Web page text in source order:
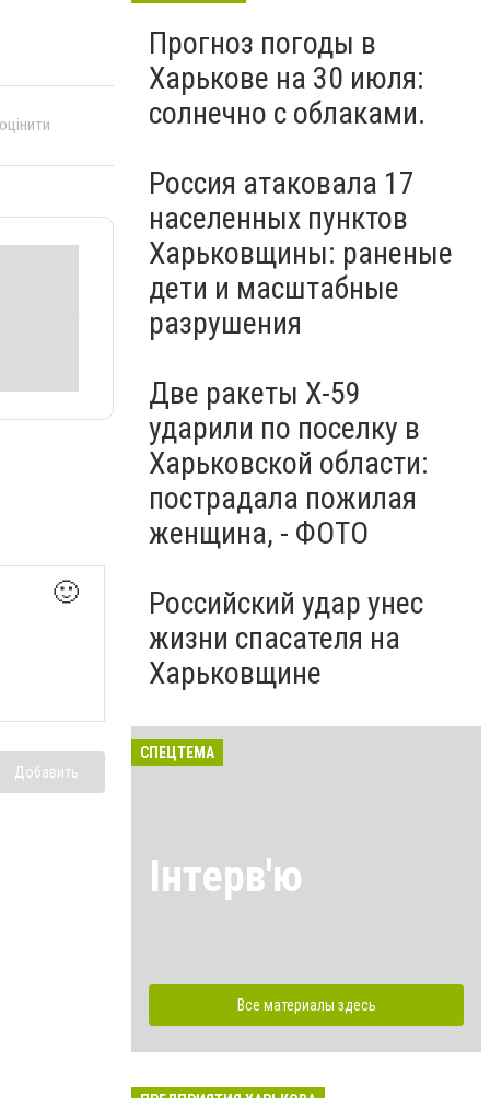
🙂
Добавить
Прогноз погоды в
Харькове на 30 июля:
солнечно с облаками.
Россия атаковала 17
населенных пунктов
Харьковщины: раненые
дети и масштабные
разрушения
Две ракеты Х-59
ударили по поселку в
Харьковской области:
пострадала пожилая
женщина, - ФОТО
Российский удар унес
жизни спасателя на
Харьковщине
СПЕЦТЕМА
Інтерв'ю
Все материалы здесь